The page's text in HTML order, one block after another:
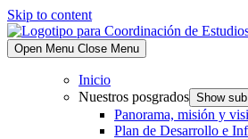
Skip to content
Open Menu Close Menu
Inicio
Nuestros posgrados Show
Panorama, misión y
Plan de Desarrollo e